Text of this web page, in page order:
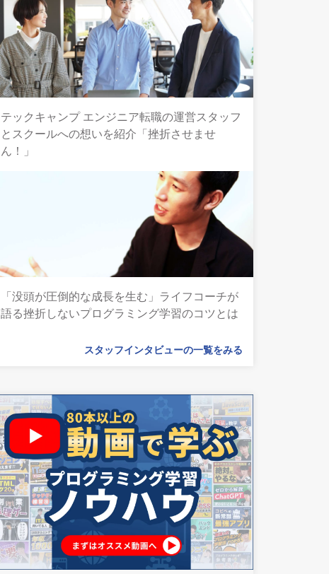
テックキャンプ エンジニア転職の運営スタッフ
とスクールへの想いを紹介「挫折させませ
ん！」
「没頭が圧倒的な成長を生む」ライフコーチが
語る挫折しないプログラミング学習のコツとは
スタッフインタビューの一覧をみる